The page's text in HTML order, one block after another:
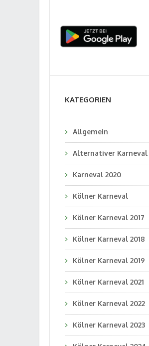
KATEGORIEN
Allgemein
Alternativer Karneval
Karneval 2020
Kölner Karneval
Kölner Karneval 2017
Kölner Karneval 2018
Kölner Karneval 2019
Kölner Karneval 2021
Kölner Karneval 2022
Kölner Karneval 2023